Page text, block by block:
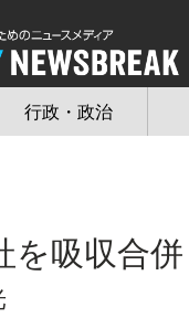
行政・政治
を吸収合併